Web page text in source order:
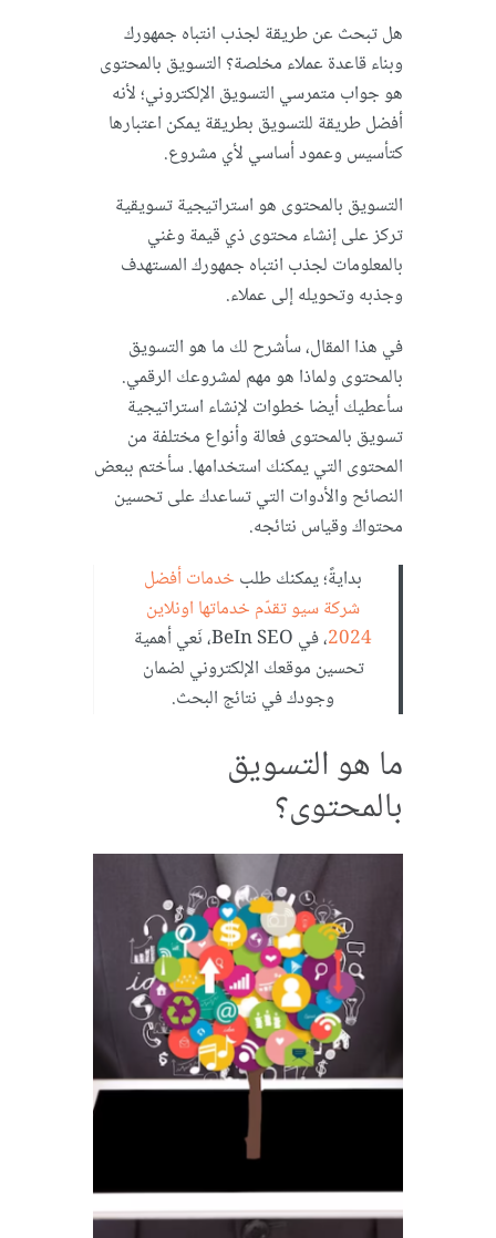
هل تبحث عن طريقة لجذب انتباه جمهورك
وبناء قاعدة عملاء مخلصة؟ التسويق بالمحتوى
هو جواب متمرسي التسويق الإلكتروني؛ لأنه
أفضل طريقة للتسويق بطريقة يمكن اعتبارها
كتأسيس وعمود أساسي لأي مشروع.
التسويق بالمحتوى هو استراتيجية تسويقية
تركز على إنشاء محتوى ذي قيمة وغني
بالمعلومات لجذب انتباه جمهورك المستهدف
وجذبه وتحويله إلى عملاء.
في هذا المقال، سأشرح لك ما هو التسويق
بالمحتوى ولماذا هو مهم لمشروعك الرقمي.
سأعطيك أيضا خطوات لإنشاء استراتيجية
تسويق بالمحتوى فعالة وأنواع مختلفة من
المحتوى التي يمكنك استخدامها. سأختم ببعض
النصائح والأدوات التي تساعدك على تحسين
محتواك وقياس نتائجه.
بدايةً؛ يمكنك طلب خدمات أفضل
شركة سيو تقدّم خدماتها اونلاين
2024
، في BeIn SEO، نَعي أهمية
تحسين موقعك الإلكتروني لضمان
وجودك في نتائج البحث.
ما هو التسويق
بالمحتوى؟